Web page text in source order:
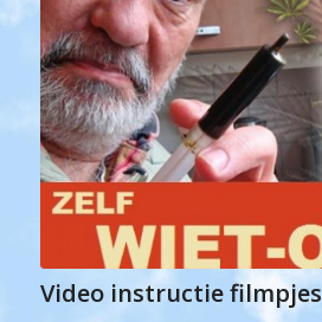
Video instructie filmpjes